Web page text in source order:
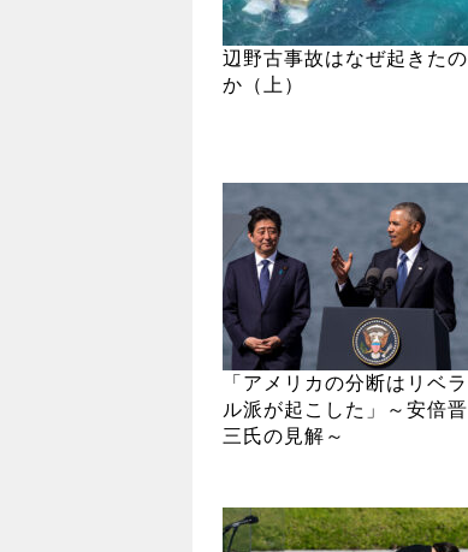
辺野古事故はなぜ起きたの
か（上）
「アメリカの分断はリベラ
ル派が起こした」～安倍晋
三氏の見解～